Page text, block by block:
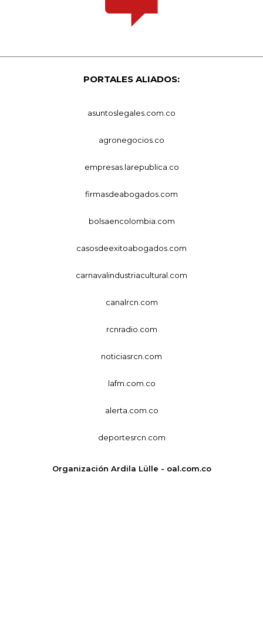
PORTALES ALIADOS:
asuntoslegales.com.co
agronegocios.co
empresas.larepublica.co
firmasdeabogados.com
bolsaencolombia.com
casosdeexitoabogados.com
carnavalindustriacultural.com
canalrcn.com
rcnradio.com
noticiasrcn.com
lafm.com.co
alerta.com.co
deportesrcn.com
Organización Ardila Lülle - oal.com.co